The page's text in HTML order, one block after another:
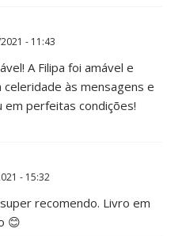
- 11:43
A Filipa foi amável e
às mensagens e
em perfeitas condições!
- 15:32
recomendo. Livro em
😊